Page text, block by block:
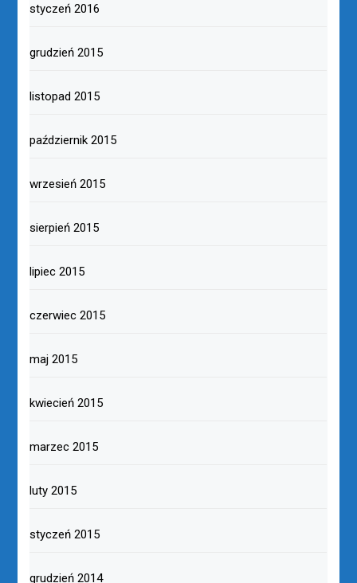
styczeń 2016
grudzień 2015
listopad 2015
październik 2015
wrzesień 2015
sierpień 2015
lipiec 2015
czerwiec 2015
maj 2015
kwiecień 2015
marzec 2015
luty 2015
styczeń 2015
grudzień 2014